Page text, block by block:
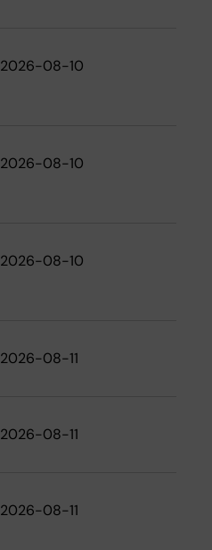
2026-08-10
2026-08-10
2026-08-10
2026-08-11
2026-08-11
2026-08-11